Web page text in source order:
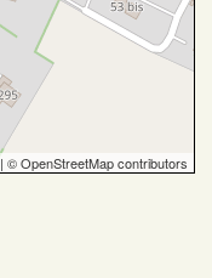
| © OpenStreetMap contributors